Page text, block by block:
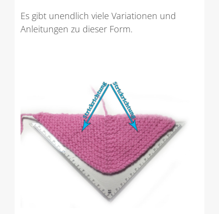
Es gibt unendlich viele Variationen und
Anleitungen zu dieser Form.